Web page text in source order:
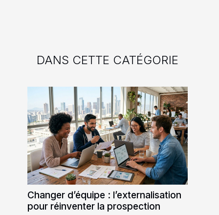
DANS CETTE CATÉGORIE
Changer d’équipe : l’externalisation
pour réinventer la prospection